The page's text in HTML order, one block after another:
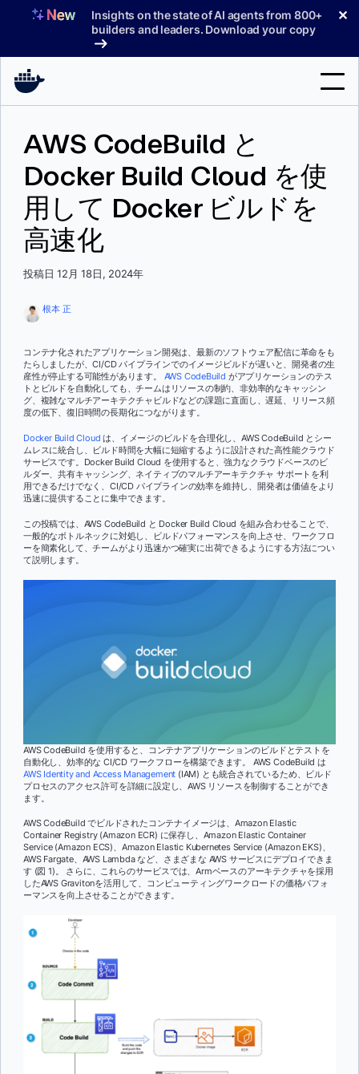
へ
Insights on the state of AI agents from 800+
builders and leaders. Download your copy
✕
サポート
料金プラン
索
AWS CodeBuild と
Docker Build Cloud を使
用して Docker ビルドを
高速化
投稿日 12月 18日, 2024年
根本 正
コンテナ化されたアプリケーション開発は、最新のソフトウェア配信に革命をも
たらしましたが、CI/CD パイプラインでのイメージビルドが遅いと、開発者の生
産性が停止する可能性があります。 AWS CodeBuild がアプリケーションのテス
トとビルドを自動化しても、チームはリソースの制約、非効率的なキャッシン
グ、複雑なマルチアーキテクチャビルドなどの課題に直面し、遅延、リリース頻
度の低下、復旧時間の長期化につながります。
Docker Build Cloud は、イメージのビルドを合理化し、AWS CodeBuild とシー
ムレスに統合し、ビルド時間を大幅に短縮するように設計された高性能クラウド
サービスです。Docker Build Cloud を使用すると、強力なクラウドベースのビ
ルダー、共有キャッシング、ネイティブのマルチアーキテクチャ サポートを利
用できるだけでなく、CI/CD パイプラインの効率を維持し、開発者は価値をより
迅速に提供することに集中できます。
この投稿では、AWS CodeBuild と Docker Build Cloud を組み合わせることで、
一般的なボトルネックに対処し、ビルドパフォーマンスを向上させ、ワークフロ
ーを簡素化して、チームがより迅速かつ確実に出荷できるようにする方法につい
て説明します。
AWS CodeBuild を使用すると、コンテナアプリケーションのビルドとテストを
自動化し、効率的な CI/CD ワークフローを構築できます。 AWS CodeBuild は
AWS Identity and Access Management (IAM) とも統合されているため、ビルド
プロセスのアクセス許可を詳細に設定し、AWS リソースを制御することができ
ます。
AWS CodeBuild でビルドされたコンテナイメージは、Amazon Elastic
Container Registry (Amazon ECR) に保存し、Amazon Elastic Container
Service (Amazon ECS)、Amazon Elastic Kubernetes Service (Amazon EKS)、
AWS Fargate、AWS Lambda など、さまざまな AWS サービスにデプロイできま
す (図 1)。 さらに、これらのサービスでは、Armベースのアーキテクチャを採用
したAWS Gravitonを活用して、コンピューティングワークロードの価格パフォ
ーマンスを向上させることができます。